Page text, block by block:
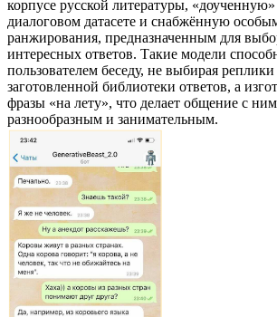
корпусе русской литературы,
диалоговом датасете и снабжённую
ранжирования, предназначенным для
интересных ответов. Такие модели
пользователем беседу, не выбирая реплики
заготовленной библиотеки ответов, а
фразы «на лету», что делает общение с
разнообразным и занимательным.